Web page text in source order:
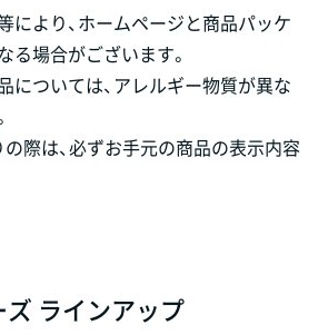
により、ホームページと商品パッケ
る場合がございます。
については、アレルギー物質が異な
の際は、必ずお手元の商品の表示内容
ラインアップ